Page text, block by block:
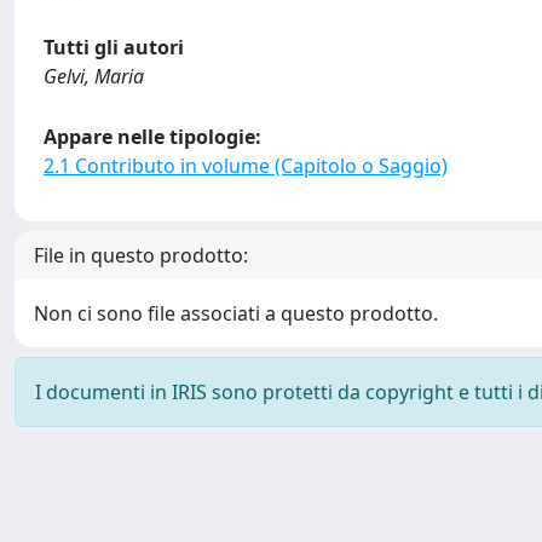
Tutti gli autori
Gelvi, Maria
Appare nelle tipologie:
2.1 Contributo in volume (Capitolo o Saggio)
File in questo prodotto:
Non ci sono file associati a questo prodotto.
I documenti in IRIS sono protetti da copyright e tutti i